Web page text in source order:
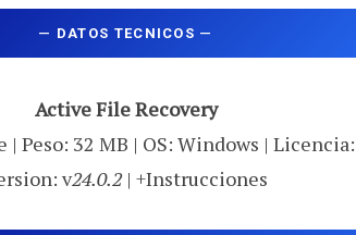
— DATOS TECNICOS —
Active File Recovery
Peso: 32 MB | OS: Windows |
v24.0.2| +Instrucciones